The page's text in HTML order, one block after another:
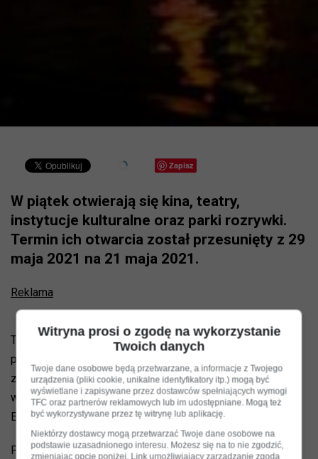
Zapisz
W piątek otwierają się kina, teatry,
instytucje kulturalne oraz parki rozrywki.
Termin ich otwarcia został przesunięty z 29
maja 2021 na 21 maja 2021.
Reklama
Ten etap znoszenia obostrzeń chce wykorzystać
propagandowo wojewoda małopolski Lukasz Kmita. Jak
zapowiada biuro prasowe wojewody, w piątek o 9.30.
weźmie on udział w ponownym otwarciu Parku Rozrywki
Energylandia.
Park będzie otwarty w godzinach 10-18, tak jak wcześniej
Witryna prosi o zgodę na wykorzystanie
Twoich danych
Twoje dane osobowe będą przetwarzane, a informacje z Twojego
urządzenia (pliki cookie, unikalne identyfikatory itp.) mogą być
wyświetlane i zapisywane przez dostawców spełniających wymogi
TFC oraz partnerów reklamowych lub im udostępniane. Mogą też
być wykorzystywane przez tę witrynę lub aplikację.
Niektórzy dostawcy mogą przetwarzać Twoje dane osobowe na
podstawie uzasadnionego interesu. Możesz się na to nie zgodzić,
zmieniając opcje poniżej. Link umożliwiający zarządzanie zgodą